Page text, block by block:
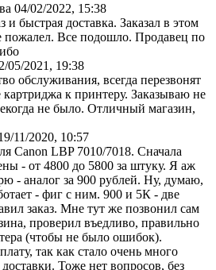
04/02/2022, 15:38
и быстрая доставка. Заказал в этом
пожалел. Все подошло. Продавец по
05/2021, 19:38
обслуживания, всегда перезвонят
картриджа к принтеру. Заказываю не
не было. Отличный магазин,
11/2020, 10:57
Canon LBP 7010/7018. Сначала
- от 4800 до 5800 за штуку. Я аж
- аналог за 900 рублей. Ну, думаю,
- фиг с ним. 900 и 5К - две
заказ. Мне тут же позвонил сам
проверил въедливо, правильно
(чтобы не было ошибок).
так как стало очень много
Тоже нет вопросов, без